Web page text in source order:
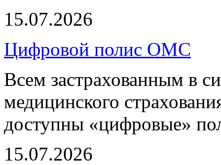
15.07.2026
Цифровой полис ОМС
Всем застрахованным в
медицинского
доступны «цифровые»
15.07.2026